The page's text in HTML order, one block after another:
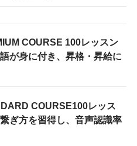
COURSE 100レッスン
が身に付き、昇格・昇給に
COURSE100レッス
ぎ方を習得し、音声認識率